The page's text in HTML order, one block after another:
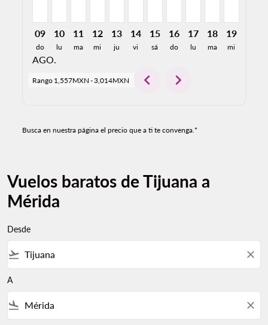
09
do
AGO.
10
lu
11
ma
12
mi
13
ju
14
vi
15
sá
16
do
17
lu
18
ma
19
mi
Rango 1,557MXN -3,014MXN chevron_left chevron_right
Busca en nuestra página el precio que a ti te convenga.*
Vuelos baratos de Tijuana a
Mérida
Desde
flight_takeoff close
A
flight_land close